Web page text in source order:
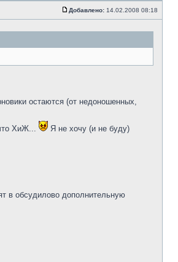
Добавлено: 14.02.2008 08:18
остаются (от недоношенных,
ХиЖ...
Я не хочу (и не буду)
в обсудилово дополнительную